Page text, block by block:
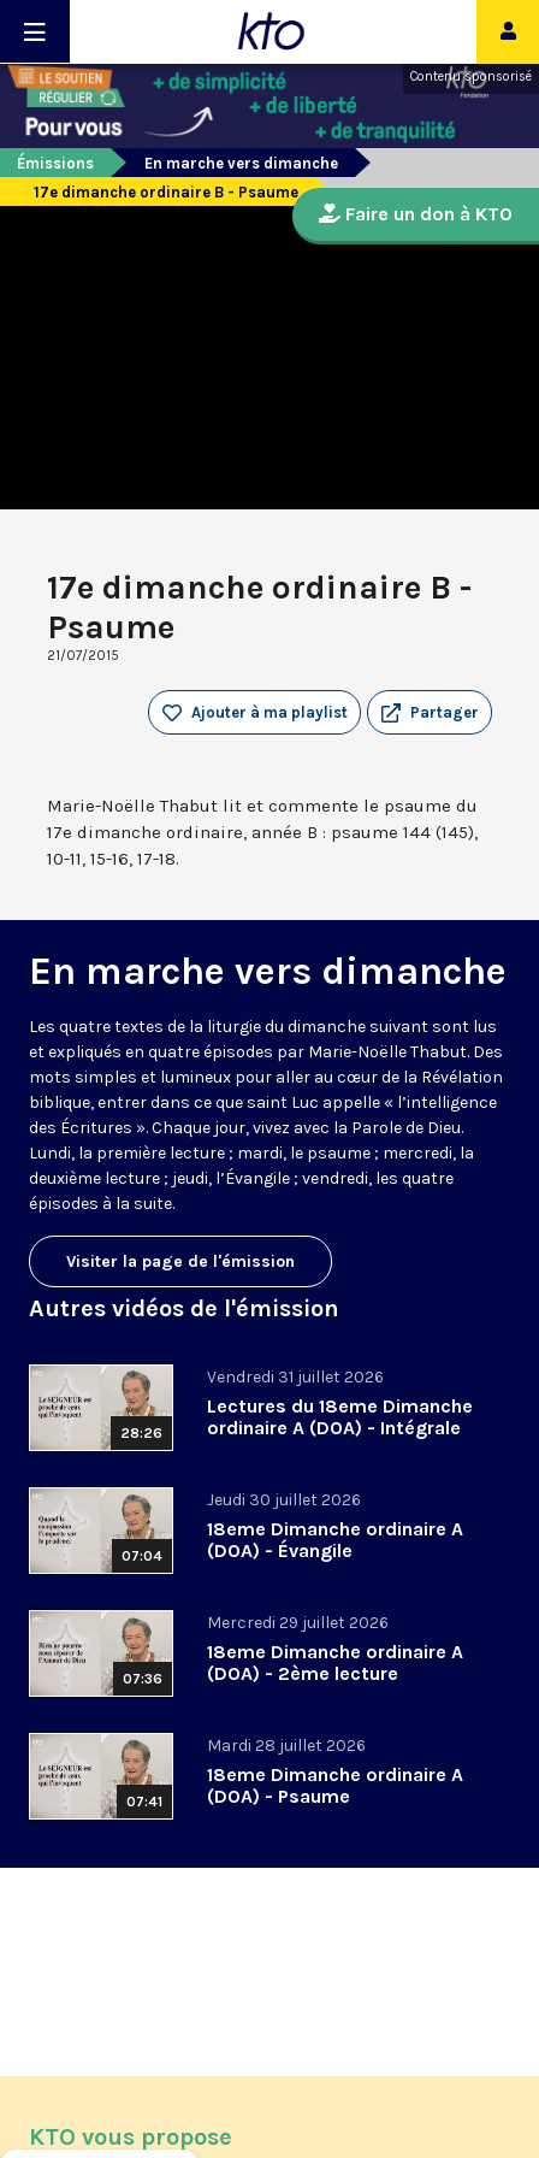
Contenu sponsorisé
Émissions
En marche vers dimanche
17e dimanche ordinaire B - Psaume
17e dimanche ordinaire B -
Psaume
21/07/2015
Partager
Ajouter à ma playlist
Marie-Noëlle Thabut lit et commente le psaume du
17e dimanche ordinaire, année B : psaume 144 (145),
10-11, 15-16, 17-18.
En marche vers dimanche
Les quatre textes de la liturgie du dimanche suivant sont lus
et expliqués en quatre épisodes par Marie-Noëlle Thabut. Des
mots simples et lumineux pour aller au cœur de la Révélation
biblique, entrer dans ce que saint Luc appelle « l’intelligence
des Écritures ». Chaque jour, vivez avec la Parole de Dieu.
Lundi, la première lecture ; mardi, le psaume ; mercredi, la
deuxième lecture ; jeudi, l’Évangile ; vendredi, les quatre
épisodes à la suite.
Visiter la page de l'émission
Autres vidéos de l'émission
28:26
Vendredi 31 juillet 2026
Lectures du 18eme Dimanche
ordinaire A (DOA) - Intégrale
07:04
Jeudi 30 juillet 2026
18eme Dimanche ordinaire A
(DOA) - Évangile
07:36
Mercredi 29 juillet 2026
18eme Dimanche ordinaire A
(DOA) - 2ème lecture
07:41
Mardi 28 juillet 2026
18eme Dimanche ordinaire A
(DOA) - Psaume
Faire un don à KTO
KTO vous propose